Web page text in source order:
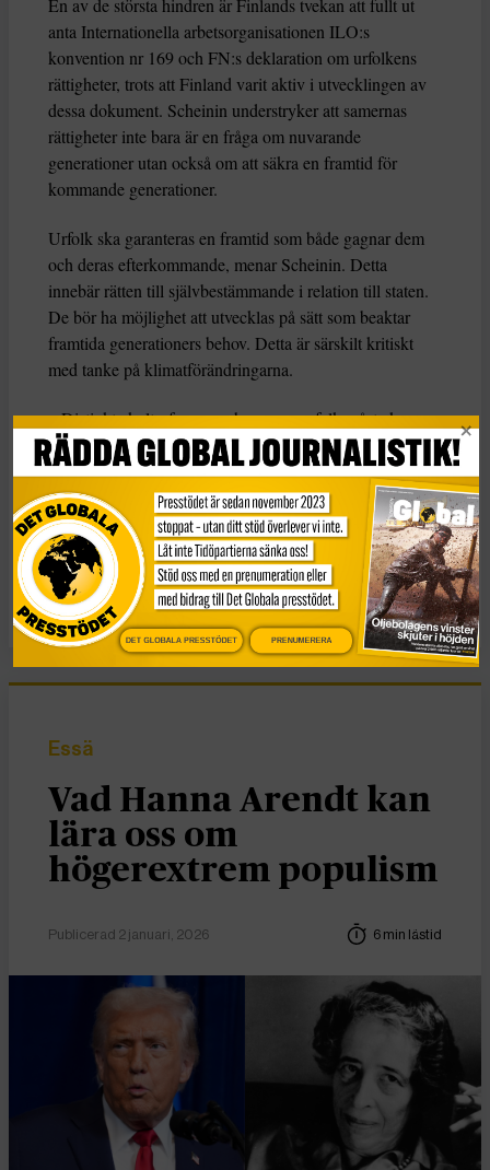
En av de största hindren är Finlands tvekan att fullt ut
anta Internationella arbetsorganisationen ILO:s
konvention nr 169 och FN:s deklaration om urfolkens
rättigheter, trots att Finland varit aktiv i utvecklingen av
dessa dokument. Scheinin understryker att samernas
rättigheter inte bara är en fråga om nuvarande
generationer utan också om att säkra en framtid för
kommande generationer.
Urfolk ska garanteras en framtid som både gagnar dem
och deras efterkommande, menar Scheinin. Detta
innebär rätten till självbestämmande i relation till staten.
De bör ha möjlighet att utvecklas på sätt som beaktar
framtida generationers behov. Detta är särskilt kritiskt
med tanke på klimatförändringarna.
– Distinkta kulturformer och ursprungsfolk måste kunna
bevaras som mänsklighetens gemensamma rikedom och
överföras också till framtiden. Men tyvärr har det här inte
genomförts i Finland.
KATEGORI
Nyheter
TAGGAR
samer Sametinget Sapmi
Essä
Vad Hanna Arendt kan
lära oss om
högerextrem populism
Publicerad 2 januari, 2026 6 min lästid
DET GLOBALA PRESSTÖDET PRENUMERERA